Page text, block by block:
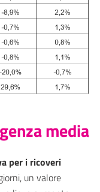
media
per i ricoveri
un valore